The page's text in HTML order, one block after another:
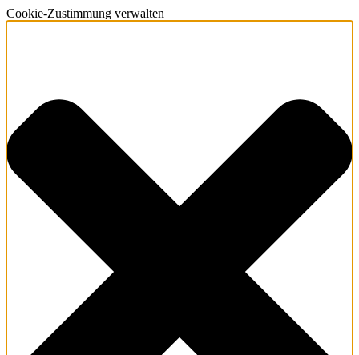
Cookie-Zustimmung verwalten